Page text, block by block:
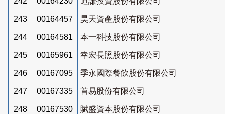
243 00164457 昊天資產股份有限公司
244 00164581 本一科技股份有限公司
245 00165961 幸宏長照股份有限公司
246 00167095 季永國際餐飲股份有限公司
247 00167335 首易股份有限公司
248 00167530 賦盛資本股份有限公司